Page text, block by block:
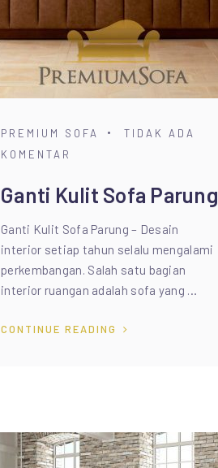
PREMIUM SOFA
TIDAK ADA
KOMENTAR
Ganti Kulit Sofa Parung
Ganti Kulit Sofa Parung – Desain
interior setiap tahun selalu mengalami
perkembangan. Salah satu bagian
interior ruangan adalah sofa yang …
CONTINUE READING